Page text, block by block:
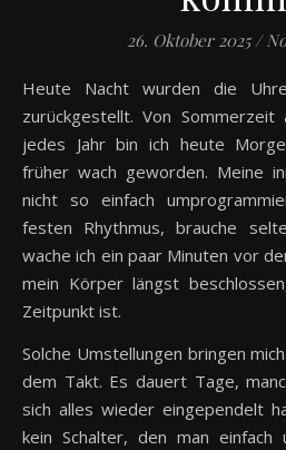
26. Oktober 2025 /
Heute Nacht wurden die Uhren wieder eine Stunde
zurückgestellt. Von
jedes Jahr bin ich heute
früher wach geworden. Meine
nicht so einfach
festen Rhythmus, brauche
wache ich ein paar Minuten vor
mein Körper längst
Zeitpunkt ist.
Solche Umstellungen bringen
dem Takt. Es dauert Tage,
sich alles wieder eingependelt
kein Schalter, den man einfach